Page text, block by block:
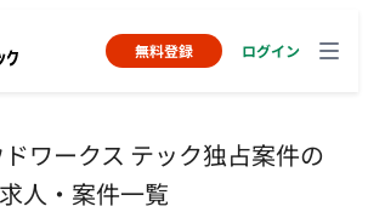
無料登録 ログイン
ワークス テック独占案件の
人・案件一覧